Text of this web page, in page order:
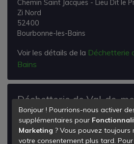
Chemin Saint Jacques - Lieu Dit le
Zi Nord
52400
Bourbonne-les-Bains
Voir les détails de la Déchetterie
Bains
Déchetterie de Val-de-
Zi du Breuil
52140
Val-de-Meuse
Bonjour ! Pourrions-nous activer
supplémentaires pour
Marketing ? Vous pouvez
votre consentement plus tard.